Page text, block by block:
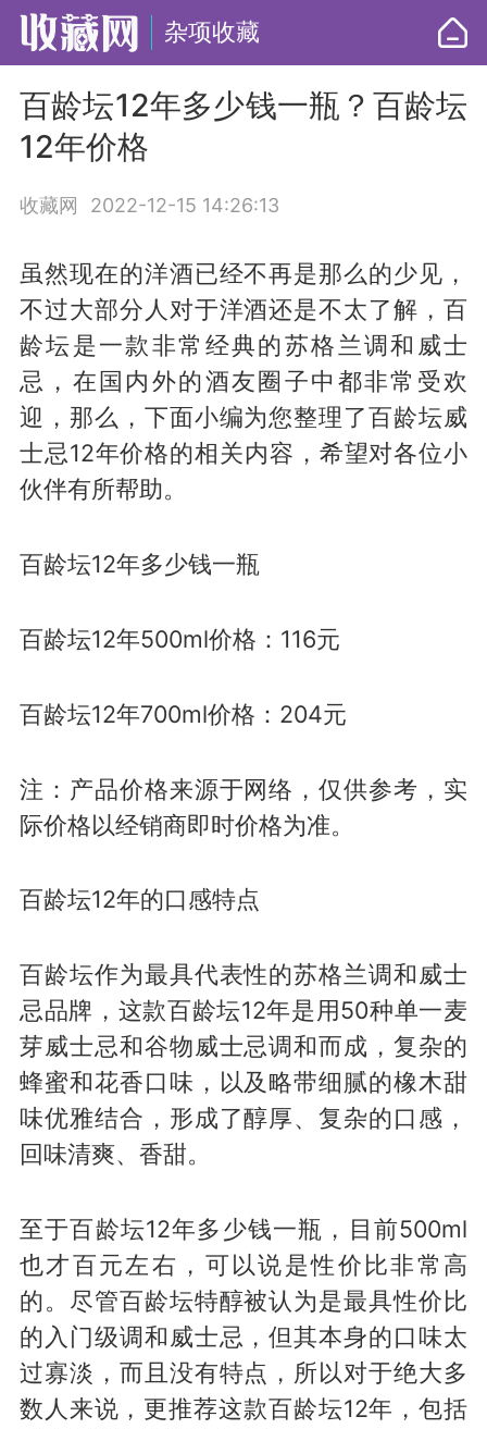
杂项收藏
百龄坛12年多少钱一瓶？百龄坛
12年价格
收藏网 2022-12-15 14:26:13
虽然现在的洋酒已经不再是那么的少见，
不过大部分人对于洋酒还是不太了解，百
龄坛是一款非常经典的苏格兰调和威士
忌，在国内外的酒友圈子中都非常受欢
迎，那么，下面小编为您整理了百龄坛威
士忌12年价格的相关内容，希望对各位小
伙伴有所帮助。
百龄坛12年多少钱一瓶
百龄坛12年500ml价格：116元
百龄坛12年700ml价格：204元
注：产品价格来源于网络，仅供参考，实
际价格以经销商即时价格为准。
百龄坛12年的口感特点
百龄坛作为最具代表性的苏格兰调和威士
忌品牌，这款百龄坛12年是用50种单一麦
芽威士忌和谷物威士忌调和而成，复杂的
蜂蜜和花香口味，以及略带细腻的橡木甜
味优雅结合，形成了醇厚、复杂的口感，
回味清爽、香甜。
至于百龄坛12年多少钱一瓶，目前500ml
也才百元左右，可以说是性价比非常高
的。尽管百龄坛特醇被认为是最具性价比
的入门级调和威士忌，但其本身的口味太
过寡淡，而且没有特点，所以对于绝大多
数人来说，更推荐这款百龄坛12年，包括